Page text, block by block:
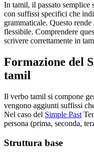
In tamil, il passato semplice
con suffissi specifici che
grammaticale. Questo
flessibile. Comprendere
scrivere correttamente in
Formazione del
tamil
Il verbo tamil si compone
vengono aggiunti suffissi
Nel caso del Simple Past
persona (prima, seconda,
Struttura base